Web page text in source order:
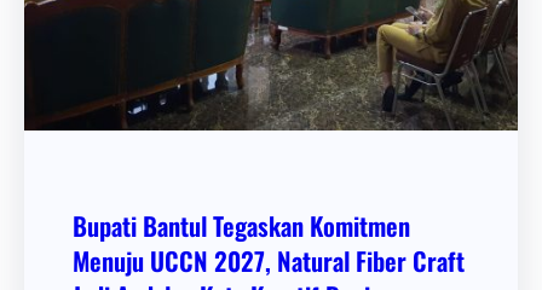
Bupati Bantul Tegaskan Komitmen
Menuju UCCN 2027, Natural Fiber Craft